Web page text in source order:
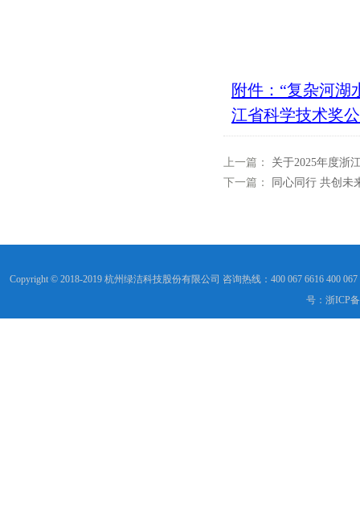
附件：“复杂河湖
江省科学技术奖
上一篇： 关于2025年度浙
下一篇：
同心同行 共创未
Copyright © 2018-2019 杭州绿洁科技股份有限公司 咨询热线：400 067 6616 400
号：浙ICP